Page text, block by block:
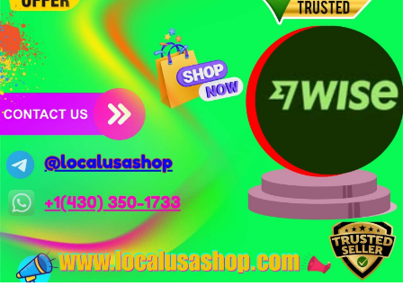
Nhà đầu tư nên thận trọng với đòn bẩy cao khi Funding Rate
BTC chỉ ở mức 0.0035%. Vùng Fear hiện tại có thể là cơ hội
tích lũy dài hạn nhưng cần chờ xác nhận dòng tiền.
Xem chi tiết các bài viết đầy đủ tại dòng thời gian của Vlike.vn!
#whalealertbtc #clarityact #lightningexploit #bybitlazarus
#xrpledger